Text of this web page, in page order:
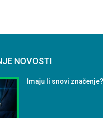
NOVOSTI
Imaju li snovi značenje?